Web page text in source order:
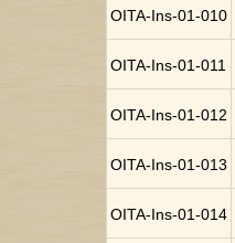
OITA-Ins-01-010
OITA-Ins-01-011
OITA-Ins-01-012
OITA-Ins-01-013
OITA-Ins-01-014